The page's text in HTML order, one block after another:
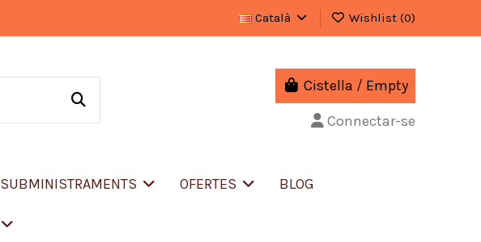
Català Wishlist (0)
Cistella / Empty
Connectar-se
SUBMINISTRAMENTS OFERTES BLOG